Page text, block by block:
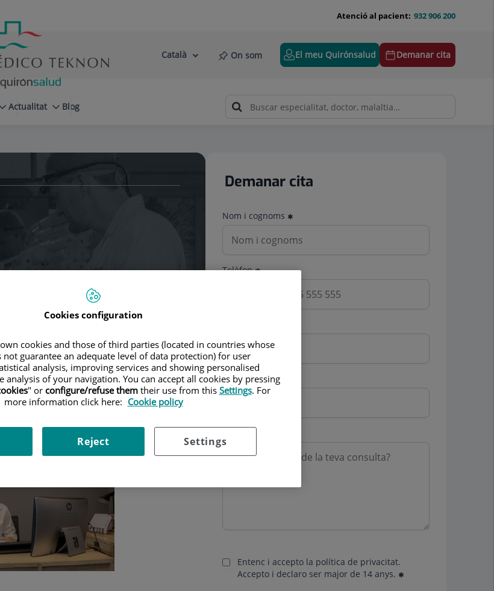
932 906 200
Atenció al pacient:
Selector
Llenguatge
Català On som El meu Quirónsalud Demanar cita
Actualitat Blog
Demanar cita
Nom i cognoms
Telèfon
Mutua
Motiu consulta
Entenc i accepto la política de privacitat.
Accepto i declaro ser major de 14 anys.
Cookies configuration
cookies and those of third parties (located in countries whose
not guarantee an adequate level of data protection) for user
analysis, improving services and showing personalised
analysis of your navigation. You can accept all cookies by pressing
" or configure/refuse themtheir use from this Settings. For
more information click here: Cookie policy
Settings
Reject